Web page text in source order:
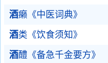
酒癞《中医词典》
酒类《饮食须知》
酒醴《备急千金要方》